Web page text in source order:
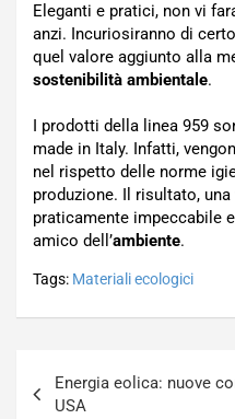
Eleganti e pratici, non vi
anzi. Incuriosiranno di
quel valore aggiunto alla
sostenibilità ambientale.
I prodotti della linea 959
made in Italy. Infatti,
nel rispetto delle norme
produzione. Il risultato,
praticamente impeccabile
amico dell’ambiente.
Tags: Materiali ecologici
articoli
Energia eolica: nuove
USA